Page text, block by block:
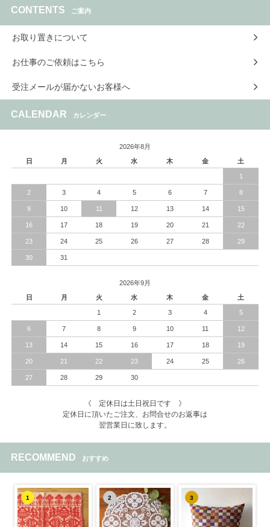
CONTENTS ご案内
お取り置きについて
お仕事のご依頼はこちら
受注メールが届かないお客様へ
CALENDAR カレンダー
2026年8月
日
月 火 水 木 金 土
1
2 3 4 5 6 7 8
9 10 11 12 13 14 15
16 17 18 19 20 21 22
23 24 25 26 27 28 29
30 31
2026年9月
日
月 火 水 木 金 土
1 2 3 4 5
6 7 8 9 10 11 12
13 14 15 16 17 18 19
20 21 22 23 24 25 26
27 28 29 30
《 定休日は土日祝日です 》
定休日に頂いたご注文、お問合せのお返事は
翌営業日に致します。
RECOMMEND おすすめ
1 2 3